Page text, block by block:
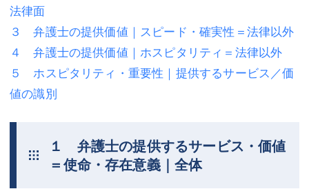
刑事弁護
交通事故
商業登記
調査・書面作成
交通事故
不動産登記
調査・書面作成
債務整理
法律面
３ 弁護士の提供価値｜スピード・確実性＝法律以外
４ 弁護士の提供価値｜ホスピタリティ＝法律以外
５ ホスピタリティ・重要性｜提供するサービス／価
値の識別
１ 弁護士の提供するサービス・価値
＝使命・存在意義｜全体